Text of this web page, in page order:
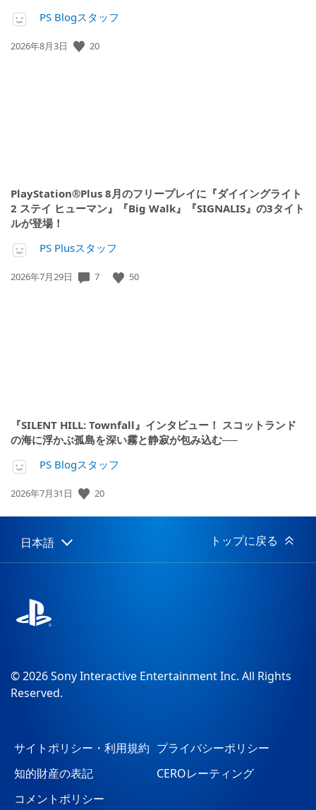
PS Blogスタッフ
公
2026年8月3日 20
PlayStation®Plus 8月のフリープレイに『ダイイングライト
2 ステイ ヒューマン』『Big Walk』『SIGNALIS』の3タイト
ルが登場！
PS Plusスタッフ
公
2026年7月29日 7 50
『SILENT HILL: Townfall』インタビュー！ スコットランド
の海に浮かぶ孤島を深い霧と静寂が包み込む──
PS Blogスタッフ
公
日:
2026年7月31日 20
Select
a
Current
region:
日本語 トップに戻る
© 2026 Sony Interactive Entertainment Inc. All Rights
Reserved.
サイトポリシー・利用規約 プライバシーポリシー
知的財産の表記
CEROレーティング
コメントポリシー